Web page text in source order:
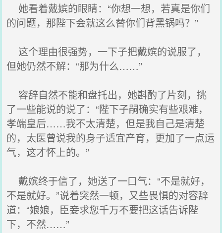
她看着戴嫔的眼睛：“你想一想，若真是你们
的问题，那陛下会就这么替你们背黑锅吗？”
这个理由很强势，一下子把戴嫔的说服了，
但她仍然不解：“那为什么……”
容辞自然不能和盘托出，她斟酌了片刻，挑
了一些能说的说了：“陛下子嗣确实有些艰难，
孝端皇后……我不太清楚，但是我自己是清楚
的，太医曾说我的身子适宜产育，更加了一点运
气，这才怀上的。”
戴嫔终于信了，她送了一口气：“不是就好，
不是就好。”说着突然一顿，又些畏惧的对容辞
道：“娘娘，臣妾求您千万不要把这话告诉陛
下，不然……”